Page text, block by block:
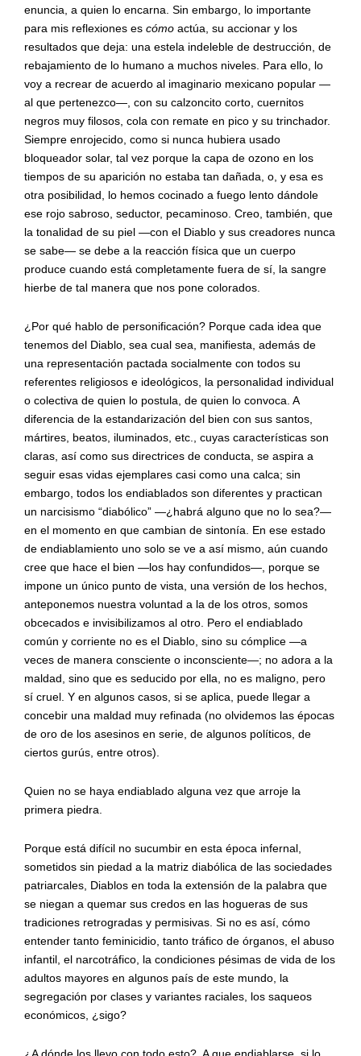
enuncia, a quien lo encarna. Sin embargo, lo importante
para mis reflexiones es cómo actúa, su accionar y los
resultados que deja: una estela indeleble de destrucción, de
rebajamiento de lo humano a muchos niveles. Para ello, lo
voy a recrear de acuerdo al imaginario mexicano popular —
al que pertenezco—, con su calzoncito corto, cuernitos
negros muy filosos, cola con remate en pico y su trinchador.
Siempre enrojecido, como si nunca hubiera usado
bloqueador solar, tal vez porque la capa de ozono en los
tiempos de su aparición no estaba tan dañada, o, y esa es
otra posibilidad, lo hemos cocinado a fuego lento dándole
ese rojo sabroso, seductor, pecaminoso. Creo, también, que
la tonalidad de su piel —con el Diablo y sus creadores nunca
se sabe— se debe a la reacción física que un cuerpo
produce cuando está completamente fuera de sí, la sangre
hierbe de tal manera que nos pone colorados.
¿Por qué hablo de personificación? Porque cada idea que
tenemos del Diablo, sea cual sea, manifiesta, además de
una representación pactada socialmente con todos su
referentes religiosos e ideológicos, la personalidad individual
o colectiva de quien lo postula, de quien lo convoca. A
diferencia de la estandarización del bien con sus santos,
mártires, beatos, iluminados, etc., cuyas características son
claras, así como sus directrices de conducta, se aspira a
seguir esas vidas ejemplares casi como una calca; sin
embargo, todos los endiablados son diferentes y practican
un narcisismo “diabólico” —¿habrá alguno que no lo sea?—
en el momento en que cambian de sintonía. En ese estado
de endiablamiento uno solo se ve a así mismo, aún cuando
cree que hace el bien —los hay confundidos—, porque se
impone un único punto de vista, una versión de los hechos,
anteponemos nuestra voluntad a la de los otros, somos
obcecados e invisibilizamos al otro. Pero el endiablado
común y corriente no es el Diablo, sino su cómplice —a
veces de manera consciente o inconsciente—; no adora a la
maldad, sino que es seducido por ella, no es maligno, pero
sí cruel. Y en algunos casos, si se aplica, puede llegar a
concebir una maldad muy refinada (no olvidemos las épocas
de oro de los asesinos en serie, de algunos políticos, de
ciertos gurús, entre otros).
Quien no se haya endiablado alguna vez que arroje la
primera piedra.
Porque está difícil no sucumbir en esta época infernal,
sometidos sin piedad a la matriz diabólica de las sociedades
patriarcales, Diablos en toda la extensión de la palabra que
se niegan a quemar sus credos en las hogueras de sus
tradiciones retrogradas y permisivas. Si no es así, cómo
entender tanto feminicidio, tanto tráfico de órganos, el abuso
infantil, el narcotráfico, la condiciones pésimas de vida de los
adultos mayores en algunos país de este mundo, la
segregación por clases y variantes raciales, los saqueos
económicos, ¿sigo?